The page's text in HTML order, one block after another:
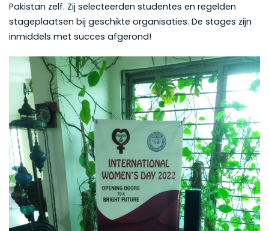
Pakistan zelf. Zij selecteerden studentes en regelden
stageplaatsen bij geschikte organisaties. De stages zijn
inmiddels met succes afgerond!